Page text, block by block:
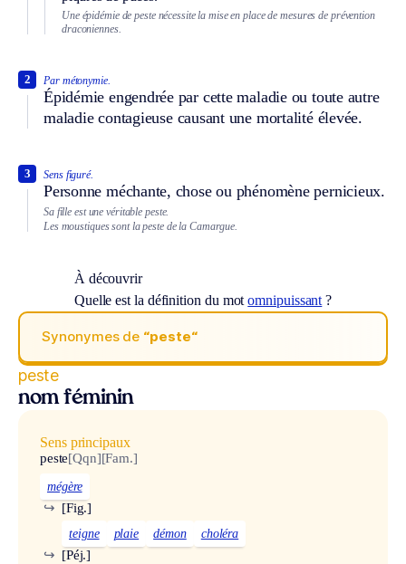
Une épidémie de peste nécessite la mise en place de mesures de prévention
draconiennes.
Par métonymie.
Épidémie engendrée par cette maladie ou toute autre
maladie contagieuse causant une mortalité élevée.
2
Sens figuré.
Personne méchante, chose ou phénomène pernicieux.
3
Sa fille est une véritable peste.
Les moustiques sont la peste de la Camargue.
À découvrir
Quelle est la définition du motomnipuissant ?
Synonymes de “peste“
peste
nom féminin
Sens principaux
peste[Qqn][Fam.]
mégère
[Fig.]
↪
teigne plaie démon choléra
[Péj.]
↪